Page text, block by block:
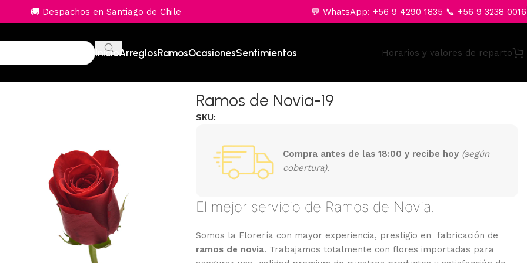
🚚 Despachos en Santiago de Chile 💬 WhatsApp: +56 9 4290 1835 📞 +56 9 3238 0016
InicioArreglosRamosOcasionesSentimientos Horarios y valores de reparto
Ramos de Novia-19
SKU:
Compra antes de las 18:00 y recibe hoy (según
cobertura).
El mejor servicio de Ramos de Novia.
Somos la Florería con mayor experiencia, prestigio en fabricación de
ramos de novia. Trabajamos totalmente con flores importadas para